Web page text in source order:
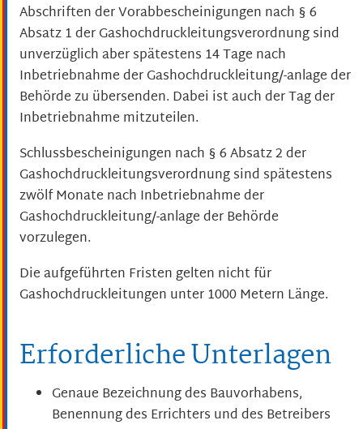
Abschriften der Vorabbescheinigungen nach § 6
Absatz 1 der Gashochdruckleitungsverordnung sind
unverzüglich aber spätestens 14 Tage nach
Inbetriebnahme der Gashochdruckleitung/-anlage der
Behörde zu übersenden. Dabei ist auch der Tag der
Inbetriebnahme mitzuteilen.
Schlussbescheinigungen nach § 6 Absatz 2 der
Gashochdruckleitungsverordnung sind spätestens
zwölf Monate nach Inbetriebnahme der
Gashochdruckleitung/-anlage der Behörde
vorzulegen.
Die aufgeführten Fristen gelten nicht für
Gashochdruckleitungen unter 1000 Metern Länge.
Erforderliche Unterlagen
Genaue Bezeichnung des Bauvorhabens,
Benennung des Errichters und des Betreibers